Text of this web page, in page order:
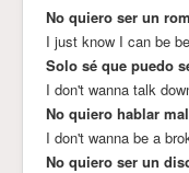
No quiero ser un
I just know I can be
Solo sé que puedo
I don't wanna talk
No quiero hablar
I don't wanna be a
No quiero ser un